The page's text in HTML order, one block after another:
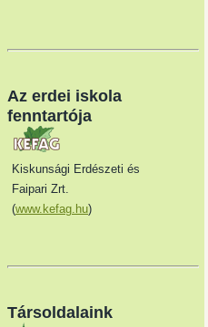
Az erdei iskola
fenntartója
Kiskunsági Erdészeti és
Faipari Zrt.
(www.kefag.hu)
Társoldalaink